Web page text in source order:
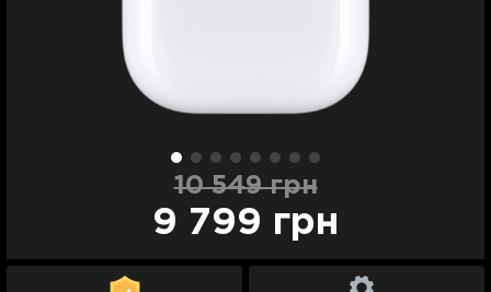
10 549 грн
9 799 грн